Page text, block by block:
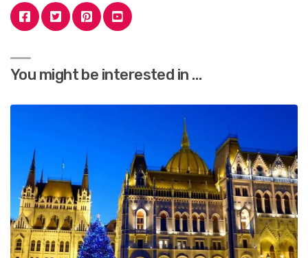
You might be interested in …